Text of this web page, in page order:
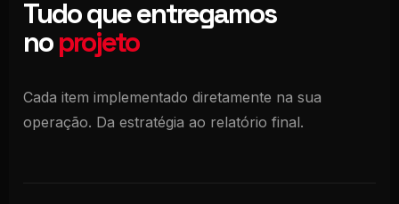
Tudo que entregamos
noprojeto
Cada item implementado diretamente na sua
operação. Da estratégia ao relatório final.